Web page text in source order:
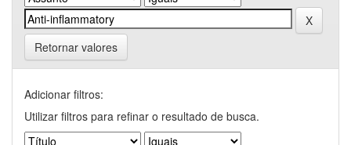
Retornar valores
Adicionar filtros:
Utilizar filtros para refinar o resultado de busca.